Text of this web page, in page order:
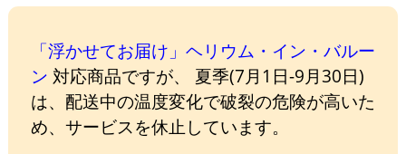
「浮かせてお届け」ヘリウム・イン・バルー
ン 対応商品ですが、 夏季(7月1日-9月30日)
は、配送中の温度変化で破裂の危険が高いた
め、サービスを休止しています。